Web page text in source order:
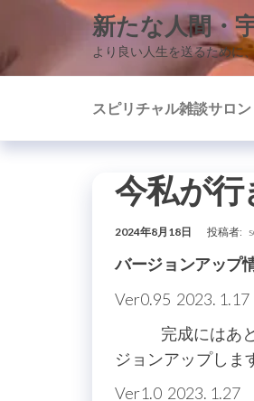
テ
に
新たな人間・
より良い人生を送るために
スピリチャル雑談サロン
今私が行
2024年8月18日 投稿者:
バージョンアップ
Ver0.95 2023.
完成にはあと少
ジョンアップしま
Ver1.0 2023. 1.27